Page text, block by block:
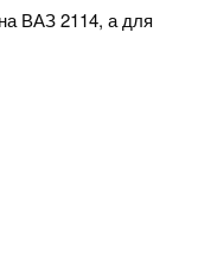
ВАЗ 2114, а для